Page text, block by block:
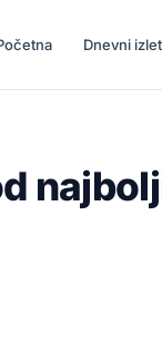
Dnevni izlet